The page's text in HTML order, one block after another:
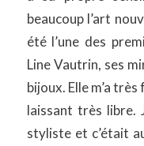
beaucoup l’art
été l’une des
Line Vautrin, ses
bijoux. Elle m’a
laissant très libre.
styliste et c’était